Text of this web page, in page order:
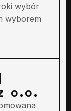
wybór
wyborem
o.o.